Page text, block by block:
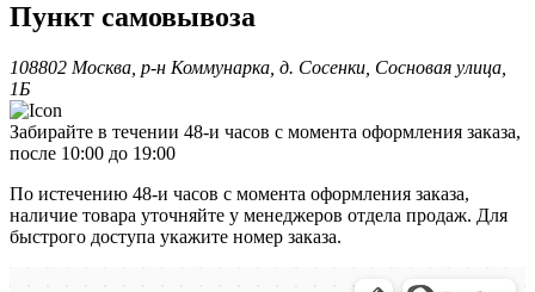
Пункт самовывоза
108802 Москва, р-н Коммунарка, д. Сосенки, Сосновая улица,
1Б
Забирайте в течении 48-и часов с момента оформления заказа,
после 10:00 до 19:00
По истечению 48-и часов с момента оформления заказа,
наличие товара уточняйте у менеджеров отдела продаж. Для
быстрого доступа укажите номер заказа.